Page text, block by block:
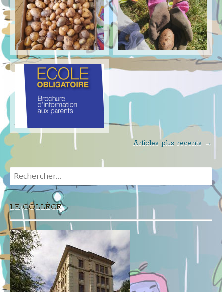
Navigation
au
sein
des
articles
Articles plus récents →
Rechercher :
LE COLLÈGE